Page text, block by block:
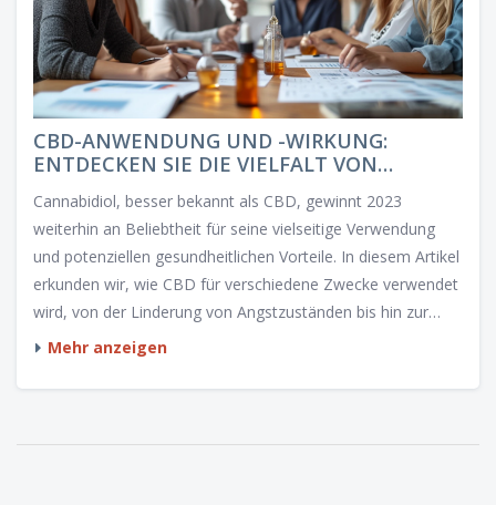
CBD-ANWENDUNG UND -WIRKUNG:
ENTDECKEN SIE DIE VIELFALT VON
Cannabidiol, besser bekannt als CBD, gewinnt 2023
weiterhin an Beliebtheit für seine vielseitige Verwendung
und potenziellen gesundheitlichen Vorteile. In diesem Artikel
erkunden wir, wie CBD für verschiedene Zwecke verwendet
wird, von der Linderung von Angstzuständen bis hin zur
Unterstützung bei Schlafproblemen. Wir blicken auch auf
Faszination für CBD verstärken.
Mehr anzeigen